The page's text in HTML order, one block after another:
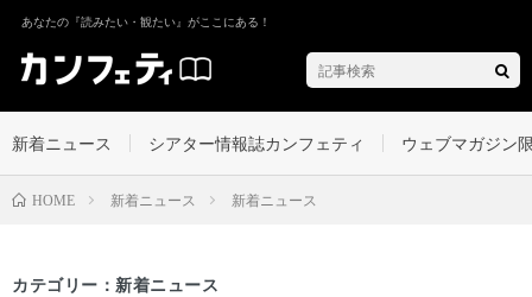
あなたの『読みたい・観たい』がここにある！
新着ニュース シアター情報誌カンフェティ ウェブマガジン
HOME 新着ニュース 新着ニュース
カテゴリー：新着ニュース